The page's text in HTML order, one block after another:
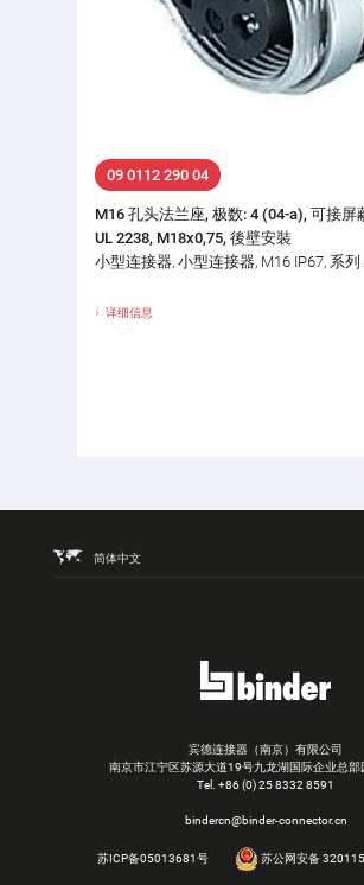
09 0112 290 04
M16 孔头法兰座, 极数: 4 (04-a), 可接屏
UL 2238, M18x0,75, 後壁安裝
小型连接器, 小型连接器, M16 IP67, 系
详细信息
简体中文
宾德连接器（南京）有限公司
南京市江宁区苏源大道19号九龙湖国际企业总部
Tel. +86 (0) 25 8332 8591
bindercn@binder-connector.cn
苏ICP备05013681号 苏公网安备